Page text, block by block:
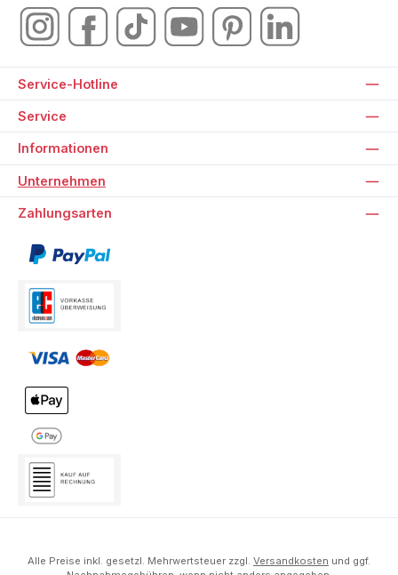
Service-Hotline
Service
Informationen
Unternehmen
Zahlungsarten
Alle Preise inkl. gesetzl. Mehrwertsteuer zzgl. Versandkosten und ggf.